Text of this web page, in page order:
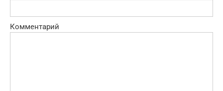
Комментарий